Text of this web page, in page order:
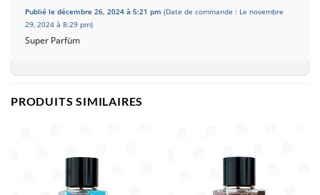
Basé sur 1 avis
Publié le décembre 26, 2024 à 5:21 pm (Date de commande : Le novembre
29, 2024 à 8:29 pm)
Super Parfüm
PRODUITS SIMILAIRES